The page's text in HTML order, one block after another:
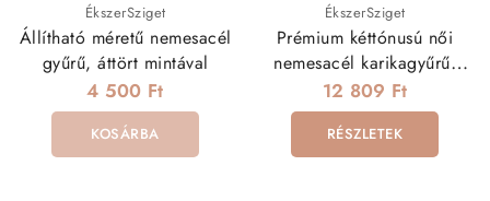
ÉkszerSziget
Állítható méretű nemesacél
gyűrű, áttört mintával
4 500 Ft
KOSÁRBA
ÉkszerSziget
Prémium kéttónusú női
nemesacél karikagyűrű,
cirkónia kövekkel
12 809 Ft
RÉSZLETEK